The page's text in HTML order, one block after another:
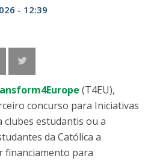
- 12:39
(T4EU),
concurso para Iniciativas
clubes estudantis ou a
da Católica a
financiamento para